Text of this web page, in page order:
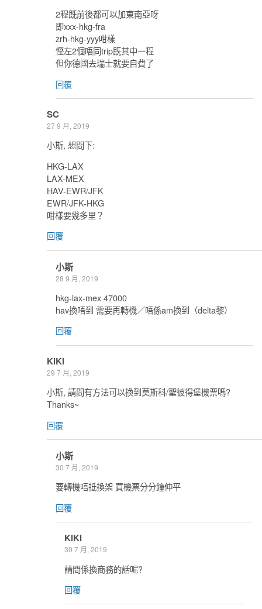
2程既前後都可以加東南亞呀
即xxx-hkg-fra
zrh-hkg-yyy咁樣
慳左2個唔同trip既其中一程
但你德國去瑞士就要自費了
回覆
SC
27 9 月, 2019
小斯, 想問下:
HKG-LAX
LAX-MEX
HAV-EWR/JFK
EWR/JFK-HKG
咁樣要幾多里？
回覆
小斯
28 9 月, 2019
hkg-lax-mex 47000
hav換唔到 需要再轉機／唔係am換到（delta黎）
回覆
KiKi
29 7 月, 2019
小斯, 請問有方法可以換到莫斯科/聖彼得堡機票嗎?
Thanks~
回覆
小斯
30 7 月, 2019
要轉機唔抵換架 買機票分分鐘仲平
回覆
KiKi
30 7 月, 2019
請問係換商務的話呢?
回覆